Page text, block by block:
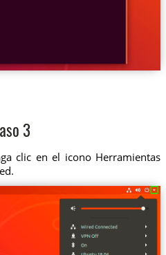
3
clic en el icono Herramientas